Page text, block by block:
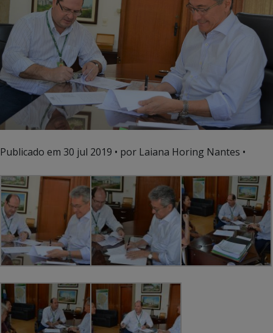
Publicado em 30 jul 2019 • por Laiana Horing Nantes •